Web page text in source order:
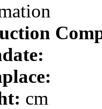
cm